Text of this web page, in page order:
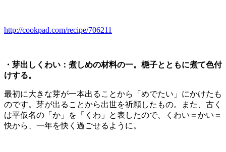
http://cookpad.com/recipe/706211
・芽出しくわい：煮しめの材料の一。梔子とともに煮て色付
けする。
最初に大きな芽が一本出ることから「めでたい」にかけたも
のです。芽が出ることから出世を祈願したもの。また、古く
は平仮名の「か」を「くわ」と表したので、くわい＝かい＝
快から、一年を快く過ごせるように。